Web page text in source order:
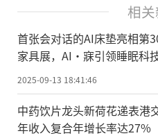
相
首张会对话的AI床垫亮相第
家具展，AI·寐引领睡眠科
2025-09-13 18:41:46
中药饮片龙头新荷花递表港
年收入复合年增长率达27%